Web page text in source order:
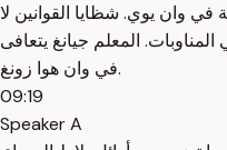
وان يوي. شظايا القوانين لا
المناوبات. المعلم جيانغ يتعافى
في وان هوا زونغ.
09:19
Speaker A